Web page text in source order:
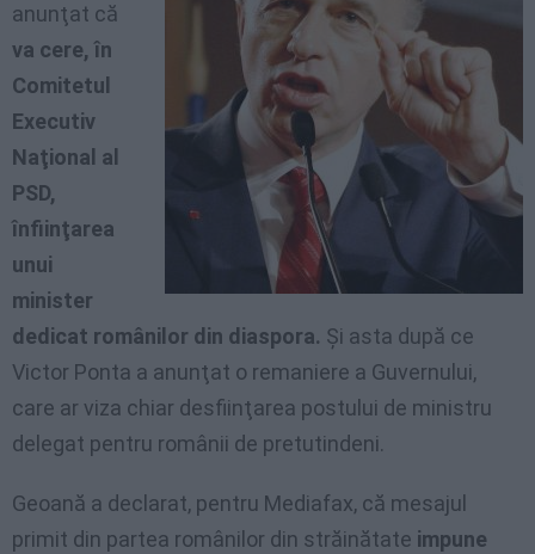
anunţat că
va cere, în
Comitetul
Executiv
Naţional al
PSD,
înfiinţarea
unui
minister
dedicat românilor din diaspora. Şi asta după ce
Victor Ponta a anunţat o remaniere a Guvernului,
care ar viza chiar desfiinţarea postului de ministru
delegat pentru românii de pretutindeni.
Geoană a declarat, pentru Mediafax, că mesajul
primit din partea românilor din străinătate impune